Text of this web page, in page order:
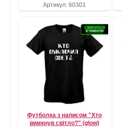
Артикул: 60301
Футболка з написом "Хто
вимкнув світло?" (glow)